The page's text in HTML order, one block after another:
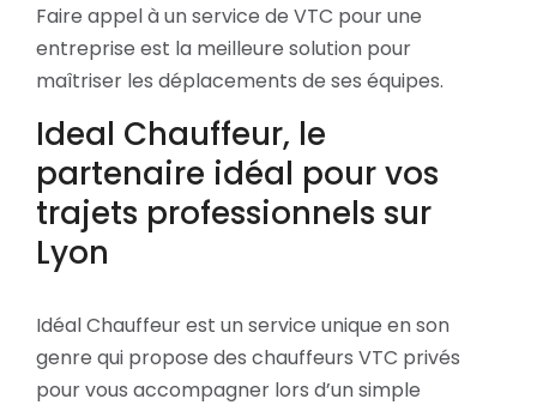
Faire appel à un service de VTC pour une
entreprise est la meilleure solution pour
maîtriser les déplacements de ses équipes.
Ideal Chauffeur, le
partenaire idéal pour vos
trajets professionnels sur
Lyon
Idéal Chauffeur est un service unique en son
genre qui propose des chauffeurs VTC privés
pour vous accompagner lors d’un simple